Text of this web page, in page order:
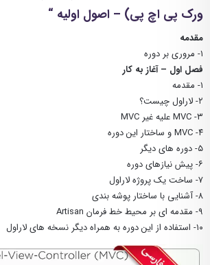
ورک پی اچ پی) – اصول اولیه “
مقدمه
۱- مروری بر دوره
فصل اول – آغاز به کار
۱- مقدمه
۲- لاراول چیست؟
۳- MVC علیه غیر MVC
۴- MVC‌ و ساختار این دوره
۵- دوره های دیگر
۶- پیش نیازهای دوره
۷- ساخت یک پروژه لاراول
۸- آشنایی با ساختار پوشه بندی
۹- مقدمه ای بر محیط خط فرمان Artisan
۱۰- استفاده از این دوره به همراه دیگر نسخه های لاراول